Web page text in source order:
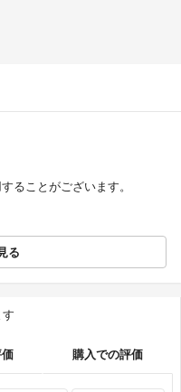
ることがございます。
る
購入での評価